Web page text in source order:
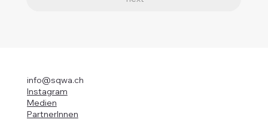
info@sqwa.ch
Instagram
Medien
PartnerInnen